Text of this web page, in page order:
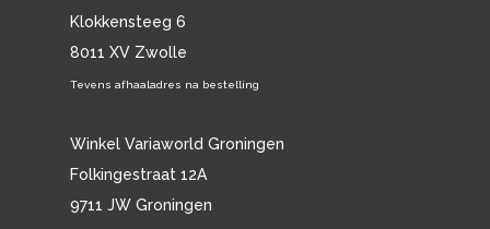
Klokkensteeg 6
8011 XV Zwolle
Tevens afhaaladres na bestelling
Winkel Variaworld Groningen
Folkingestraat 12A
9711 JW Groningen